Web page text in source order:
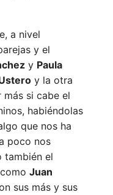
a nivel
y el
y Paula
y la otra
más si cabe el
habiéndolas
que nos ha
poco nos
también el
Juan
sus más y sus